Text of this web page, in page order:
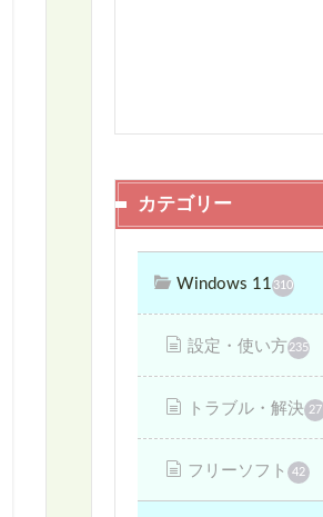
カテゴリー
Windows 11 310
設定・使い方235
トラブル・解決 27
フリーソフト 42